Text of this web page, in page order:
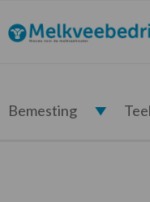
de
hoofdnavigatie
de
hoofd
de
eerste
de
voettekst
Melkveebedrijf.nl
Bemesting